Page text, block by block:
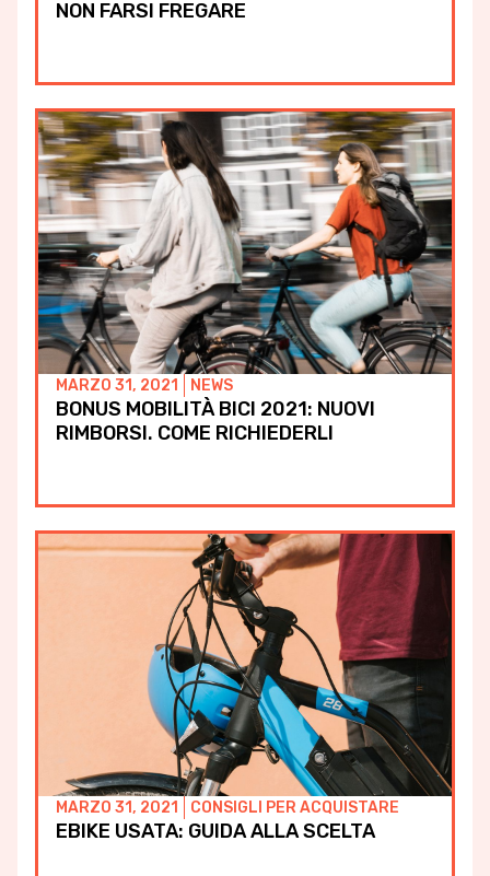
NON FARSI FREGARE
MARZO 31, 2021 NEWS
BONUS MOBILITÀ BICI 2021: NUOVI
RIMBORSI. COME RICHIEDERLI
MARZO 31, 2021 CONSIGLI PER ACQUISTARE
EBIKE USATA: GUIDA ALLA SCELTA